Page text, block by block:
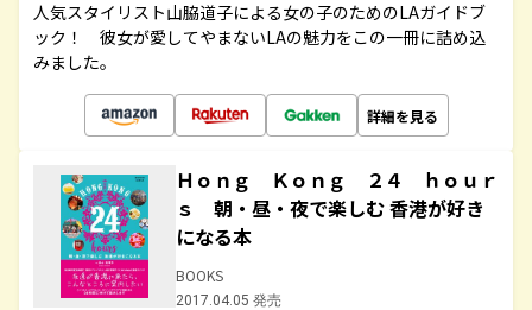
人気スタイリスト山脇道子による女の子のためのLAガイドブ
ック！ 彼女が愛してやまないLAの魅力をこの一冊に詰め込
みました。
詳細を見る
Ｈｏｎｇ Ｋｏｎｇ ２４ ｈｏｕｒ
ｓ 朝・昼・夜で楽しむ 香港が好き
になる本
BOOKS
2017.04.05 発売